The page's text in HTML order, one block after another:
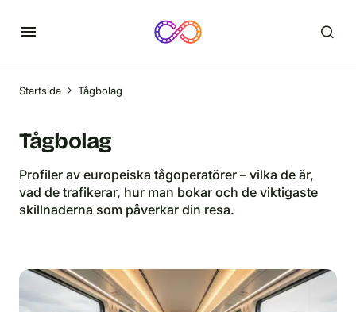
Startsida Tågbolag
Tågbolag
Profiler av europeiska tågoperatörer – vilka de är,
vad de trafikerar, hur man bokar och de viktigaste
skillnaderna som påverkar din resa.